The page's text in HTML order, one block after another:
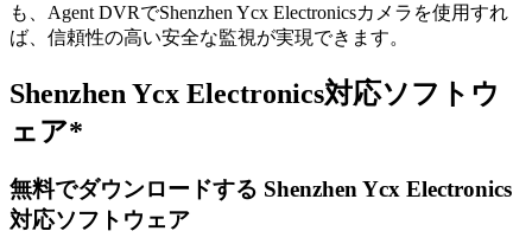
も、Agent DVRでShenzhen Ycx Electronicsカメラを使用すれ
ば、信頼性の高い安全な監視が実現できます。
Shenzhen Ycx Electronics対応ソフトウ
ェア*
無料でダウンロードする Shenzhen Ycx Electronics
対応ソフトウェア